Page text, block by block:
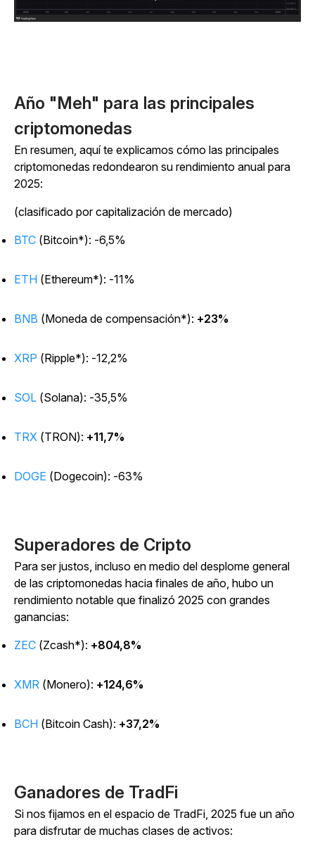
Año "Meh" para las principales
criptomonedas
En resumen, aquí te explicamos cómo las principales
criptomonedas redondearon su rendimiento anual para
2025:
(clasificado por capitalización de mercado)
BTC (Bitcoin*): -6,5%
ETH (Ethereum*): -11%
BNB (Moneda de compensación*): +23%
XRP (Ripple*): -12,2%
SOL (Solana): -35,5%
TRX (TRON): +11,7%
DOGE (Dogecoin): -63%
Superadores de Cripto
Para ser justos, incluso en medio del desplome general
de las criptomonedas hacia finales de año, hubo un
rendimiento notable que finalizó 2025 con grandes
ganancias:
ZEC (Zcash*): +804,8%
XMR (Monero): +124,6%
BCH (Bitcoin Cash): +37,2%
Ganadores de TradFi
Si nos fijamos en el espacio de TradFi, 2025 fue un año
para disfrutar de muchas clases de activos: